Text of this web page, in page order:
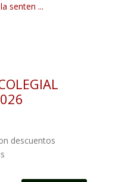
senten ...
descuentos